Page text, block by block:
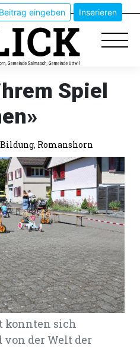
Beitrag eingeben Inserieren
Spiel
, Romanshorn
konnten sich
der Welt der